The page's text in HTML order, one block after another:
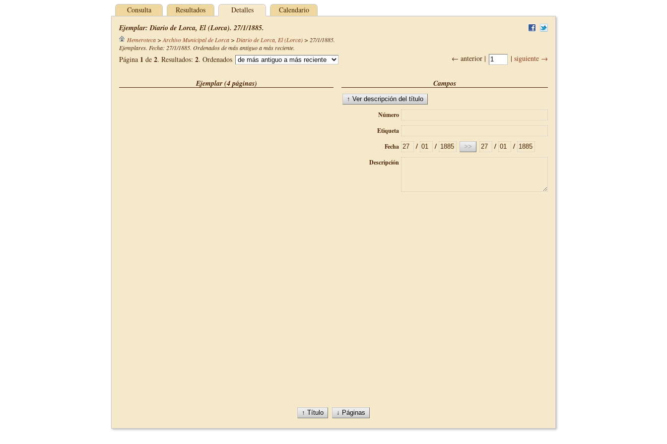
Consulta Resultados Detalles Calendario
Ejemplar: Diario de Lorca, El (Lorca). 27/1/1885.
Hemeroteca> Archivo Municipal de Lorca> Diario de Lorca, El (Lorca)> 27/1/1885.
Ejemplares. Fecha: 27/1/1885. Ordenados de más antiguo a más reciente.
← anterior | | siguiente →
Página 1 de 2. Resultados: 2. Ordenados
Ejemplar (4 páginas) Campos
Número
Etiqueta
Fecha
/ / / /
Descripción